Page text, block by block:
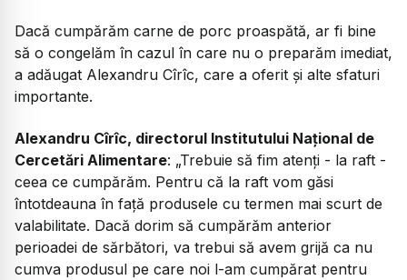
Dacă cumpărăm carne de porc proaspătă, ar fi bine
să o congelăm în cazul în care nu o preparăm imediat,
a adăugat Alexandru Cîrîc, care a oferit și alte sfaturi
importante.
Alexandru Cîrîc, directorul Institutului Național de
Cercetări Alimentare: „Trebuie să fim atenți - la raft -
ceea ce cumpărăm. Pentru că la raft vom găsi
întotdeauna în față produsele cu termen mai scurt de
valabilitate. Dacă dorim să cumpărăm anterior
perioadei de sărbători, va trebui să avem grijă ca nu
cumva produsul pe care noi l-am cumpărat pentru